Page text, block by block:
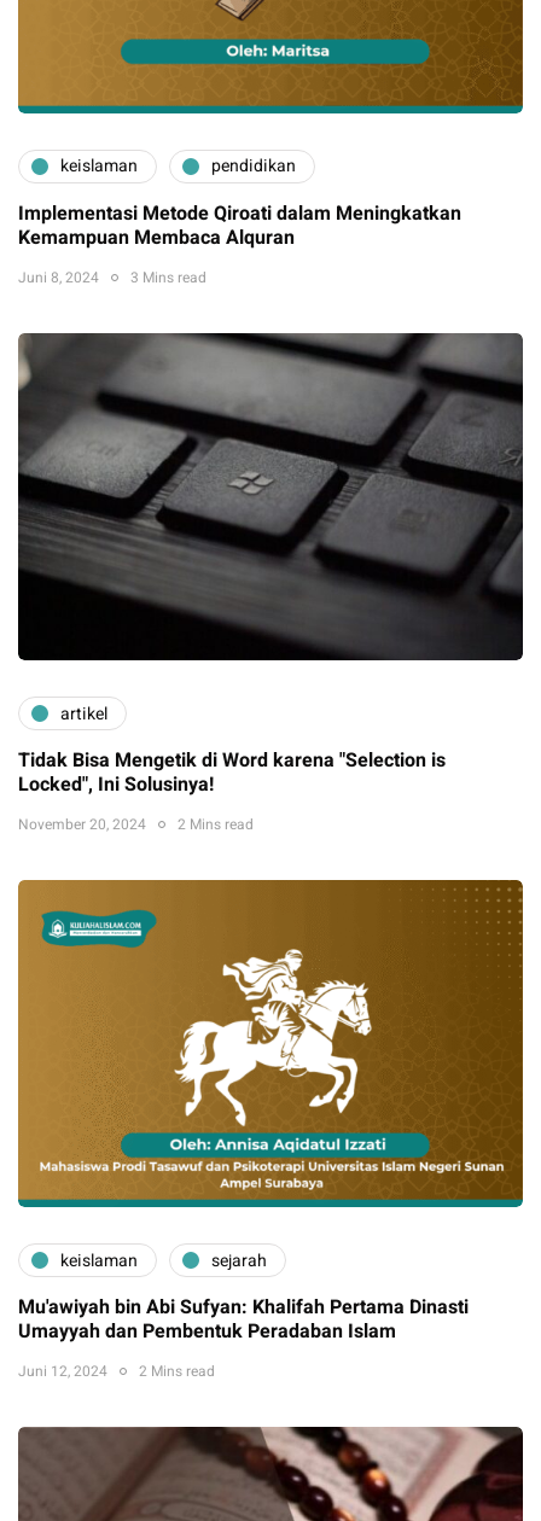
keislaman pendidikan
Implementasi Metode Qiroati dalam Meningkatkan
Kemampuan Membaca Alquran
Juni 8, 2024 3 Mins read
artikel
Tidak Bisa Mengetik di Word karena "Selection is
Locked", Ini Solusinya!
November 20, 2024 2 Mins read
keislaman sejarah
Mu'awiyah bin Abi Sufyan: Khalifah Pertama Dinasti
Umayyah dan Pembentuk Peradaban Islam
Juni 12, 2024 2 Mins read